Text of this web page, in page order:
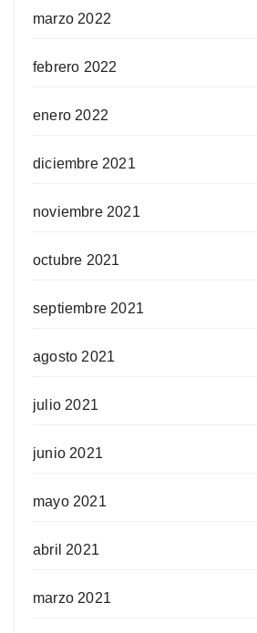
marzo 2022
febrero 2022
enero 2022
diciembre 2021
noviembre 2021
octubre 2021
septiembre 2021
agosto 2021
julio 2021
junio 2021
mayo 2021
abril 2021
marzo 2021